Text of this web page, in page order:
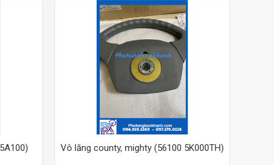
Vô lăng county, mighty (56100 5K000TH)